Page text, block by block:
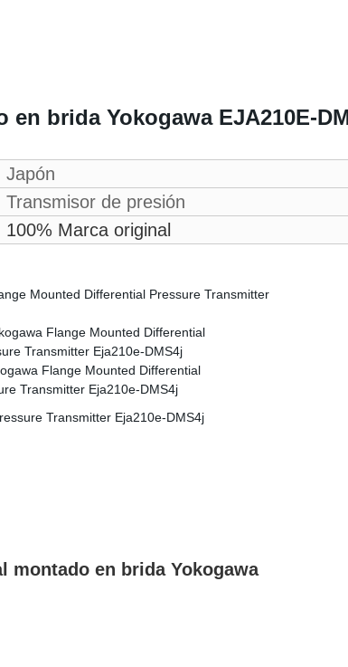
brida Yokogawa EJA210E-
Japón
Transmisor de presión
100% Marca original
montado en brida Yokogawa